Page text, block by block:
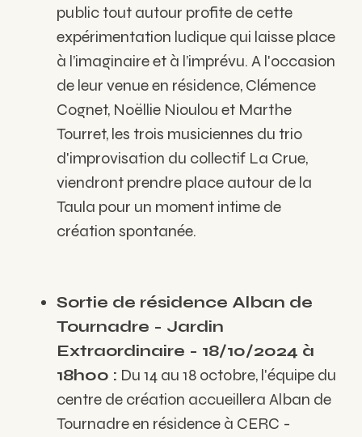
public tout autour profite de cette
expérimentation ludique qui laisse place
à l’imaginaire et à l’imprévu. A l'occasion
de leur venue en résidence, Clémence
Cognet, Noëllie Nioulou et Marthe
Tourret, les trois musiciennes du trio
d'improvisation du collectif La Crue,
viendront prendre place autour de la
Taula pour un moment intime de
création spontanée.
Sortie de résidence Alban de
Tournadre - Jardin
Extraordinaire - 18/10/2024 à
18h00 : Du 14 au 18 octobre, l'équipe du
centre de création accueillera Alban de
Tournadre en résidence à CERC -